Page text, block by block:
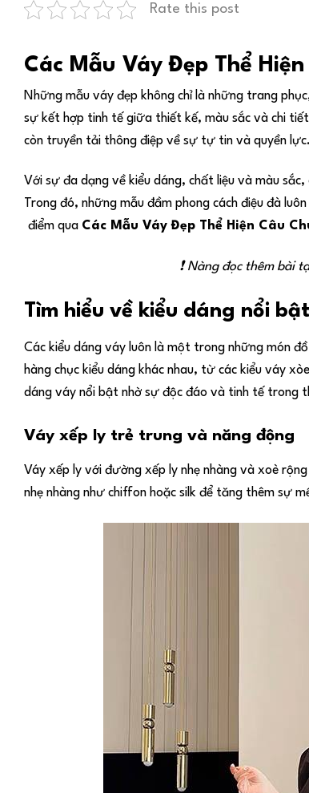
Rate this post
Các Mẫu Váy Đẹp Thể
Những mẫu váy đẹp không chỉ là những trang
sự kết hợp tinh tế giữa thiết kế, màu sắc và chi
còn truyền tải thông điệp về sự tự tin và quyền lực.
Với sự đa dạng về kiểu dáng, chất liệu và màu
Trong đó, những mẫu đầm phong cách điệu đà
điểm qua Các Mẫu Váy Đẹp Thể Hiện Câu
❗ Nàng đọc thêm bài
Tìm hiểu về kiểu dáng nổi bật
Các kiểu dáng váy luôn là một trong những món
hàng chục kiểu dáng khác nhau, từ các kiểu váy
dáng váy nổi bật nhờ sự độc đáo và tinh tế trong
Váy xếp ly trẻ trung và năng động
Váy xếp ly với đường xếp ly nhẹ nhàng và xoè
nhẹ nhàng như chiffon hoặc silk để tăng thêm sự